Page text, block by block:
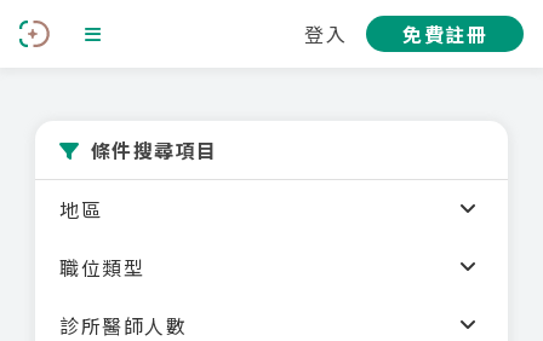
登入 免費註冊
條件搜尋項目
地區
職位類型
診所醫師人數